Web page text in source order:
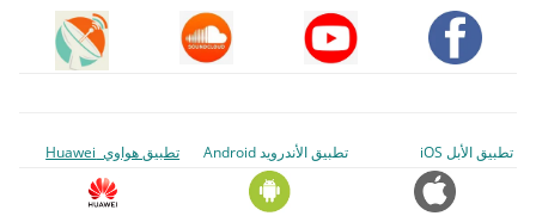
تطبيق الأبل iOS تطبيق الأندرويد Android تطبيق هواوي Huawei